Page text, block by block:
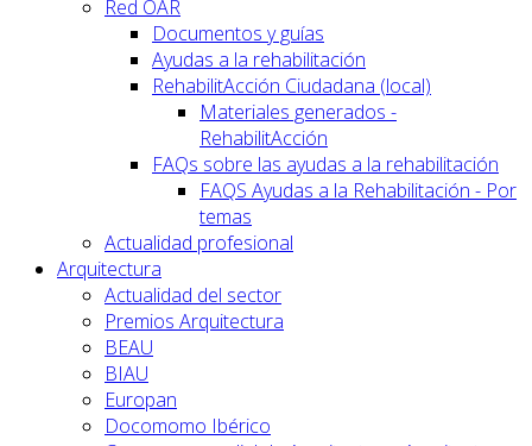
Red OAR
Documentos y guías
Ayudas a la rehabilitación
RehabilitAcción Ciudadana (local)
Materiales generados -
RehabilitAcción
FAQs sobre las ayudas a la rehabilitación
FAQS Ayudas a la Rehabilitación - Por
temas
Actualidad profesional
Arquitectura
Actualidad del sector
Premios Arquitectura
BEAU
BIAU
Europan
Docomomo Ibérico